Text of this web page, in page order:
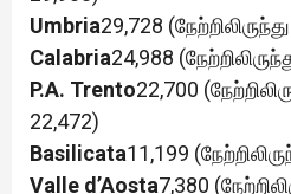
Umbria29,728
Calabria24,988
P.A. Trento22,700
22,472)
Basilicata11,199
Valle d’Aosta7,380